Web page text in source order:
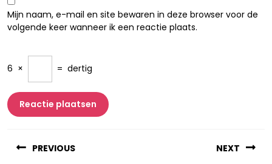
Mijn naam, e-mail en site bewaren in deze browser voor de
volgende keer wanneer ik een reactie plaats.
6 × = dertig
PREVIOUS NEXT